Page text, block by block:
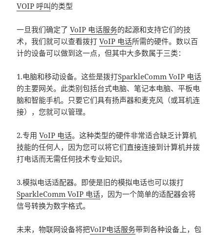
VOIP 呼叫的类型
一旦我们确定了VoIP 电话服务的起源和支持它们的技
术，我们就可以查看拨打VoIP 电话所需的硬件。数以百
计的设备可以做到这一点，但其中大多数属于三类：
1.电脑和移动设备。这些是拨打SparkleComm VoIP 电话
的主要网关。此类别包括台式电脑、笔记本电脑、平板电
脑和智能手机。只要它们具有扬声器和麦克风（或耳机连
接），您就可以管理。
2.专用VoIP 电话。这种类型的硬件非常适合缺乏计算机
技能的任何人，因为您可以将它们直接连接到计算机并拨
打电话而无需任何技术专业知识。
3.模拟电话适配器。即使是旧的模拟电话也可以拨打
SparkleComm VoIP 电话，因为一个简单的适配器会将
信号转换为数字格式。
未来，物联网设备将把VoIP电话服务带到各种设备上，包